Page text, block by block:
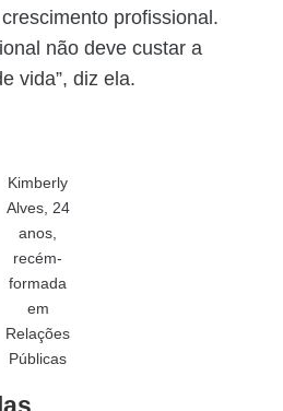
profissional.
não deve custar a
vida”, diz ela.
Kimberly
Alves, 24
anos,
recém-
formada
em
Relações
Públicas